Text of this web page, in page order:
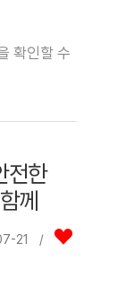
확인할 수
전한
께
21 /